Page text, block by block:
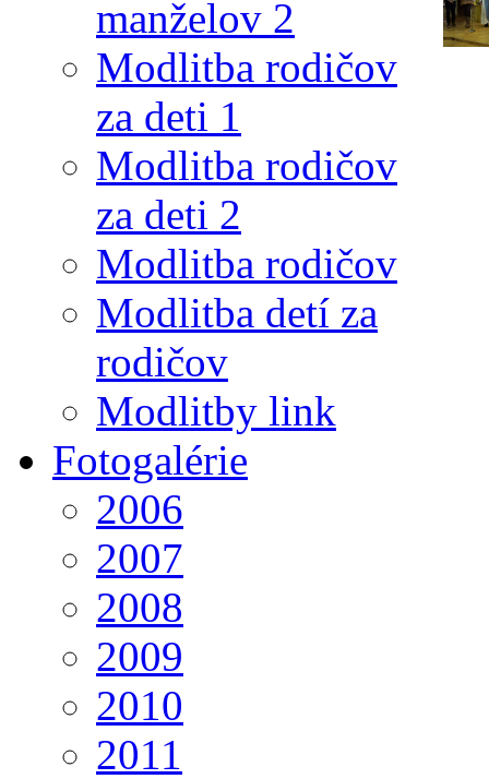
manželov 2
Modlitba rodičov
za deti 1
Modlitba rodičov
za deti 2
Modlitba rodičov
Modlitba detí za
rodičov
Modlitby link
Fotogalérie
2006
2007
2008
2009
2010
2011